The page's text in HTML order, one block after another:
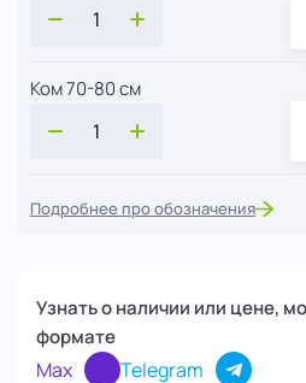
Ком 70-80 см
Подробнее про обозначения
Узнать о наличии или цене,
формате
Max Telegram